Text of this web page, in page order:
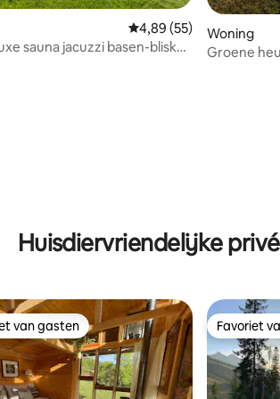
van 5 uit 5, 45 recensies
Gemiddelde
4,89 (55)
sauna jacuzzi basen-blisko
Woning
Groene
Huisdiervriendelijke
van gasten
van gasten Favoriet
Favoriet